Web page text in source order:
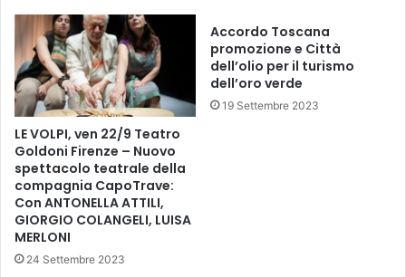
d
a
D
a
t
e
-
m
a
r
t
LE VOLPI, ven 22/9 Teatro
Goldoni Firenze – Nuovo
spettacolo teatrale della
compagnia CapoTrave:
Con ANTONELLA ATTILI,
GIORGIO COLANGELI, LUISA
MERLONI
24 Settembre 2023
Accordo Toscana
promozione e Città
dell’olio per il turismo
dell’oro verde
19 Settembre 2023